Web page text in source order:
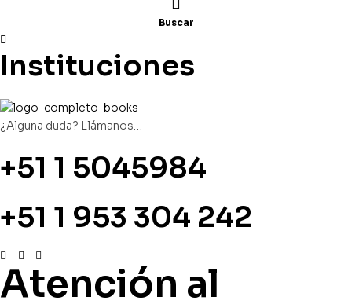
Buscar
Instituciones
¿Alguna duda? Llámanos…
+51 1 5045984
+51 1 953 304 242
Atención al